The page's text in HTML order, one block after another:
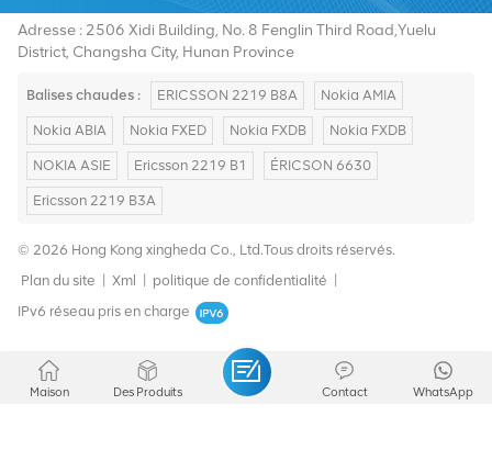
Adresse : 2506 Xidi Building, No. 8 Fenglin Third Road,Yuelu
District, Changsha City, Hunan Province
Balises chaudes : ERICSSON 2219 B8A Nokia AMIA
Nokia ABIA Nokia FXED Nokia FXDB Nokia FXDB
NOKIA ASIE Ericsson 2219 B1 ÉRICSON 6630
Ericsson 2219 B3A
© 2026 Hong Kong xingheda Co., Ltd.Tous droits réservés.
Plan du site
Xml politique de confidentialité
IPv6 réseau pris en charge
Maison Des Produits WhatsApp
Contact